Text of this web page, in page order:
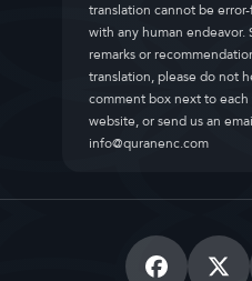
translation cannot be
with any human
remarks or
translation, please do not
comment box next to
website, or send us an
info@quranenc.com